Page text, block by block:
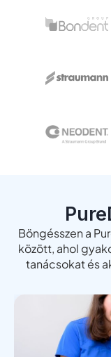
Böngésszen a
között, ahol
tanácsokat és